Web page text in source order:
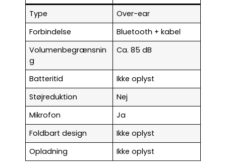
Type
Over-ear
Forbindelse
Bluetooth + kabel
Volumenbegrænsnin
g
Ca. 85 dB
Batteritid
Ikke oplyst
Støjreduktion
Nej
Mikrofon
Ja
Foldbart design
Ikke oplyst
Opladning
Ikke oplyst